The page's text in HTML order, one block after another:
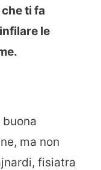
ti fa
le
ma non
fisiatra